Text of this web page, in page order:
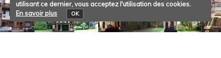
utilisant ce dernier, vous acceptez l'utilisation des cookies.
En savoir plus
OK